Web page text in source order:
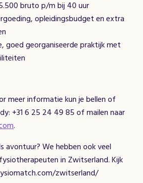
bruto p/m bij 40 uur
opleidingsbudget en extra
goed georganiseerde praktijk met
meer informatie kun je bellen of
+31 6 25 24 49 85 of mailen naar
.
avontuur? We hebben ook veel
in Zwitserland. Kijk
zwitserland/